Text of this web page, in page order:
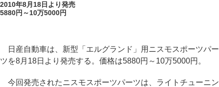
2010年8月18日より発売
5880円～10万5000円
日産自動車は、新型「エルグランド」用ニスモスポーツパー
ツを8月18日より発売する。価格は5880円～10万5000円。
今回発売されたニスモスポーツパーツは、ライトチューニン